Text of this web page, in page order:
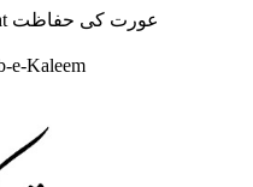
(Zarb-e-Kaleem-105) Aurat Ki Hifazat عورت کی حفاظت
e-Kaleem